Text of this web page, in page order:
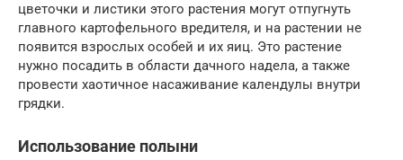
цветочки и листики этого растения могут отпугнуть
главного картофельного вредителя, и на растении не
появится взрослых особей и их яиц. Это растение
нужно посадить в области дачного надела, а также
провести хаотичное насаживание календулы внутри
грядки.
Использование полыни